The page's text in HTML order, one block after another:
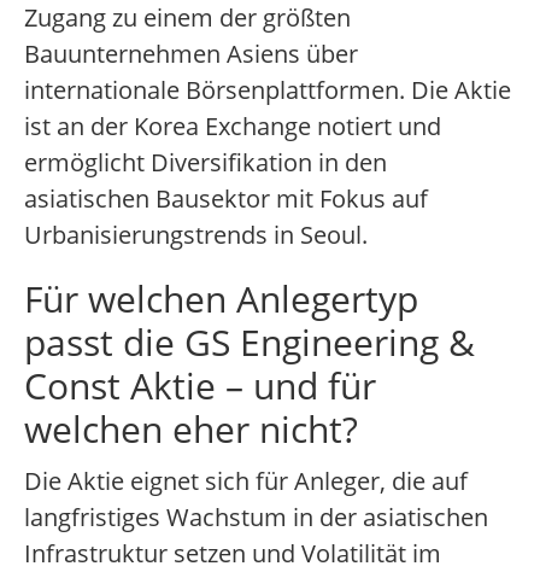
Zugang zu einem der größten
Bauunternehmen Asiens über
internationale Börsenplattformen. Die Aktie
ist an der Korea Exchange notiert und
ermöglicht Diversifikation in den
asiatischen Bausektor mit Fokus auf
Urbanisierungstrends in Seoul.
Für welchen Anlegertyp
passt die GS Engineering &
Const Aktie – und für
welchen eher nicht?
Die Aktie eignet sich für Anleger, die auf
langfristiges Wachstum in der asiatischen
Infrastruktur setzen und Volatilität im